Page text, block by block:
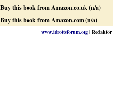
Buy this book from Amazon.co.uk (n/a)
Buy this book from Amazon.com (n/a)
www.idrottsforum.org| Redaktör